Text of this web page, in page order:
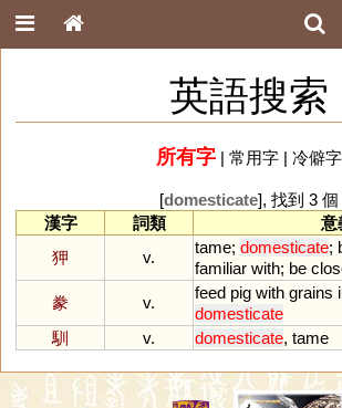
英語搜索
所有字| 常用字| 冷僻字
[domesticate], 找到 3 個
漢字
詞類
意
狎
v.
tame; domesticate;
familiar with; be
豢
v.
feed pig with grains
domesticate
馴
v. domesticate, tame